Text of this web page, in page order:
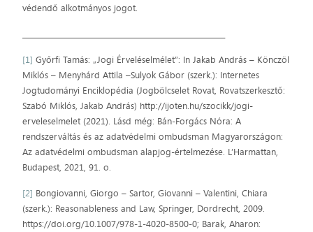
védendő alkotmányos jogot.
[1] Győrfi Tamás: „Jogi Érveléselmélet”: In Jakab András – Könczöl
Miklós – Menyhárd Attila –Sulyok Gábor (szerk.): Internetes
Jogtudományi Enciklopédia (Jogbölcselet Rovat, Rovatszerkesztő:
Szabó Miklós, Jakab András) http://ijoten.hu/szocikk/jogi-
erveleselmelet (2021). Lásd még: Bán-Forgács Nóra: A
rendszerváltás és az adatvédelmi ombudsman Magyarországon:
Az adatvédelmi ombudsman alapjog-értelmezése. L’Harmattan,
Budapest, 2021, 91. o.
[2] Bongiovanni, Giorgo – Sartor, Giovanni – Valentini, Chiara
(szerk.): Reasonableness and Law, Springer, Dordrecht, 2009.
https://doi.org/10.1007/978-1-4020-8500-0; Barak, Aharon: